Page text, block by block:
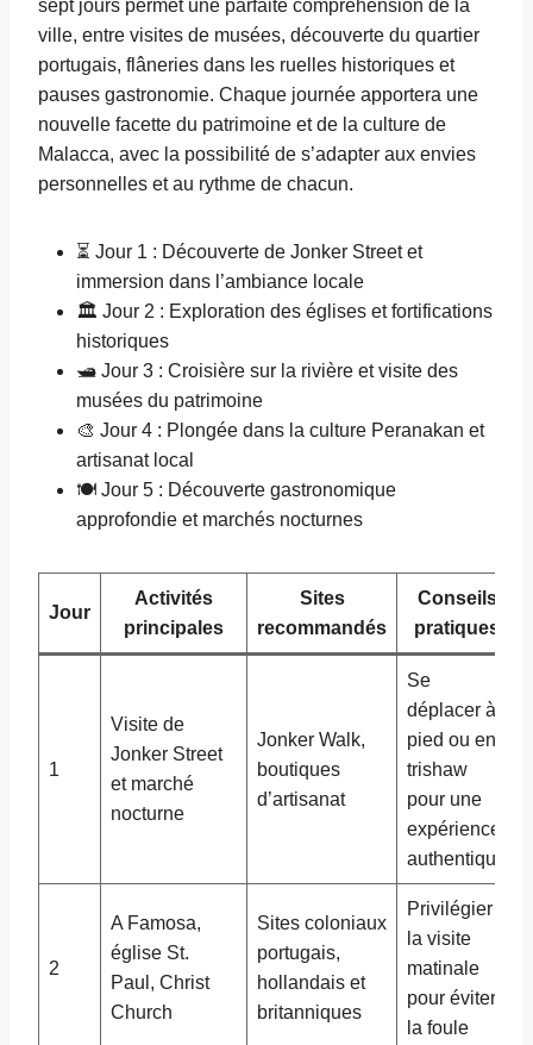
sept jours permet une parfaite compréhension de la
ville, entre visites de musées, découverte du quartier
portugais, flâneries dans les ruelles historiques et
pauses gastronomie. Chaque journée apportera une
nouvelle facette du patrimoine et de la culture de
Malacca, avec la possibilité de s’adapter aux envies
personnelles et au rythme de chacun.
⏳ Jour 1 : Découverte de Jonker Street et
immersion dans l’ambiance locale
🏛 Jour 2 : Exploration des églises et fortifications
historiques
🛥 Jour 3 : Croisière sur la rivière et visite des
musées du patrimoine
🎨 Jour 4 : Plongée dans la culture Peranakan et
artisanat local
🍽 Jour 5 : Découverte gastronomique
approfondie et marchés nocturnes
Jour
Activités
principales
Sites
recommandés
Conseils
pratiques
1
Visite de
Jonker Street
et marché
nocturne
Jonker Walk,
boutiques
d’artisanat
Se
déplacer à
pied ou en
trishaw
pour une
expérience
authentique
2
A Famosa,
église St.
Paul, Christ
Church
Sites coloniaux
portugais,
hollandais et
britanniques
Privilégier
la visite
matinale
pour éviter
la foule